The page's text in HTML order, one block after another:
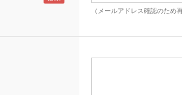
（メールアドレス確認のため